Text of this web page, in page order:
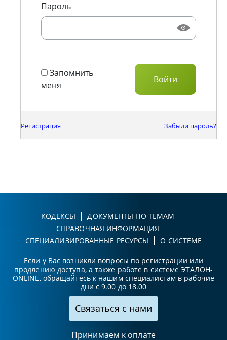
Пароль
Запомнить
меня
Регистрация Забыли пароль?
КОДЕКСЫ
ДОКУМЕНТЫ ПО ТЕМАМ
СПРАВОЧНАЯ ИНФОРМАЦИЯ
СПЕЦИАЛИЗИРОВАННЫЕ РЕСУРСЫ
О СИСТЕМЕ
Если у Вас возникли вопросы по регистрации или
продлению доступа, а также работе в системе ЭТАЛОН-
ONLINE, обращайтесь к нашим специалистам в рабочие
дни с 9.00 до 18.00
Связаться с нами
Принимаем к оплате